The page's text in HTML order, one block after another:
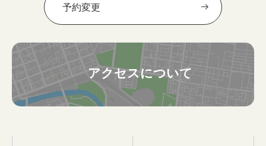
予約変更
アクセスについて